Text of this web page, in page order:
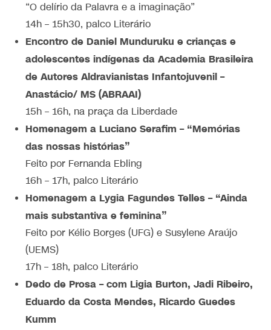
“O delírio da Palavra e a imaginação”
14h – 15h30, palco Literário
Encontro de Daniel Munduruku e crianças e
adolescentes indígenas da Academia Brasileira
de Autores Aldravianistas Infantojuvenil –
Anastácio/ MS (ABRAAI)
15h – 16h, na praça da Liberdade
Homenagem a Luciano Serafim – “Memórias
das nossas histórias”
Feito por Fernanda Ebling
16h – 17h, palco Literário
Homenagem a Lygia Fagundes Telles – “Ainda
mais substantiva e feminina”
Feito por Kélio Borges (UFG) e Susylene Araújo
(UEMS)​
17h – 18h, palco Literário
Dedo de Prosa – com Ligia Burton, Jadi Ribeiro,
Eduardo da Costa Mendes, Ricardo Guedes
Kumm